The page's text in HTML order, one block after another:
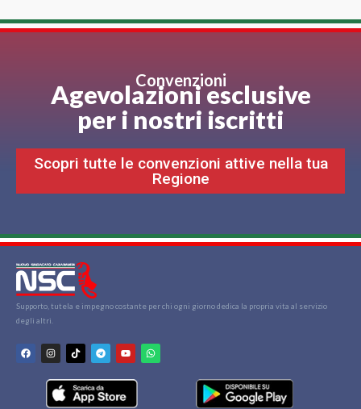
Convenzioni
Agevolazioni esclusive
per i nostri iscritti
Scopri tutte le convenzioni attive nella tua
Regione
Supporto, tutela e impegno costante per chi ogni giorno dedica la propria vita al servizio
degli altri.